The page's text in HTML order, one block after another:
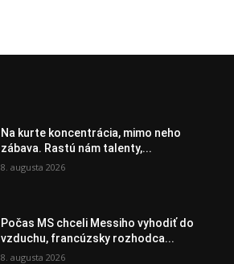
Na kurte koncentrácia, mimo neho
zábava. Rastú nám talenty,...
8. augusta 2026
Počas MS chceli Messiho vyhodiť do
vzduchu, francúzsky rozhodca...
8. augusta 2026